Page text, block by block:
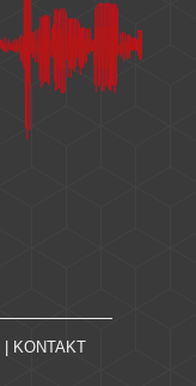
KONTAKT